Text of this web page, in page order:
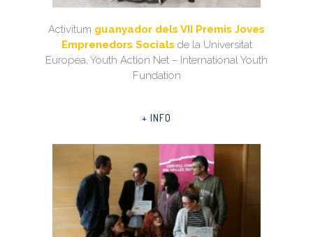
Activitum guanyador dels VII Premis Joves
Emprenedors Socials de la Universitat
Europea, Youth Action Net – International Youth
Fundation
+ INFO